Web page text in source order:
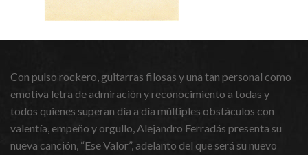
Con pulso rockero, guitarras filosas y una tan personal como
emotiva letra de admiración y reconocimiento a todas y
todos quienes superan día a día múltiples obstáculos con
valentía, empeño y orgullo, Alejandro Ferradás presenta su
nueva canción, “Ese Valor”, adelanto del que será su nuevo